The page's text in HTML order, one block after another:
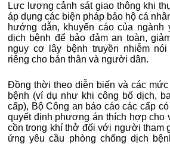
Lực lượng cảnh sát giao thông khi
áp dụng các biện pháp bảo hộ cá
hướng dẫn, khuyến cáo của ngành
dịch bệnh để bảo đảm an toàn,
nguy cơ lây bệnh truyền nhiễm
riêng cho bản thân và người dân.
Đồng thời theo diễn biến và các
bệnh (ví dụ như khi công bố dịch,
cấp), Bộ Công an báo cáo các cấp
quyết định phương án thích hợp cho
cồn trong khí thở đối với người tham
ứng yêu cầu phòng chống dịch